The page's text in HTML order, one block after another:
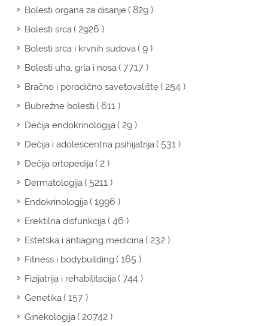
Bolesti organa za disanje( 829 )
Bolesti srca( 2926 )
Bolesti srca i krvnih sudova( 9 )
Bolesti uha, grla i nosa( 7717 )
Bračno i porodično savetovalište( 254 )
Bubrežne bolesti( 611 )
Dečija endokrinologija( 29 )
Dečija i adolescentna psihijatrija( 531 )
Dečija ortopedija( 2 )
Dermatologija( 5211 )
Endokrinologija( 1996 )
Erektilna disfunkcija( 46 )
Estetska i antiaging medicina( 232 )
Fitness i bodybuilding( 165 )
Fizijatrija i rehabilitacija( 744 )
Genetika( 157 )
Ginekologija( 20742 )